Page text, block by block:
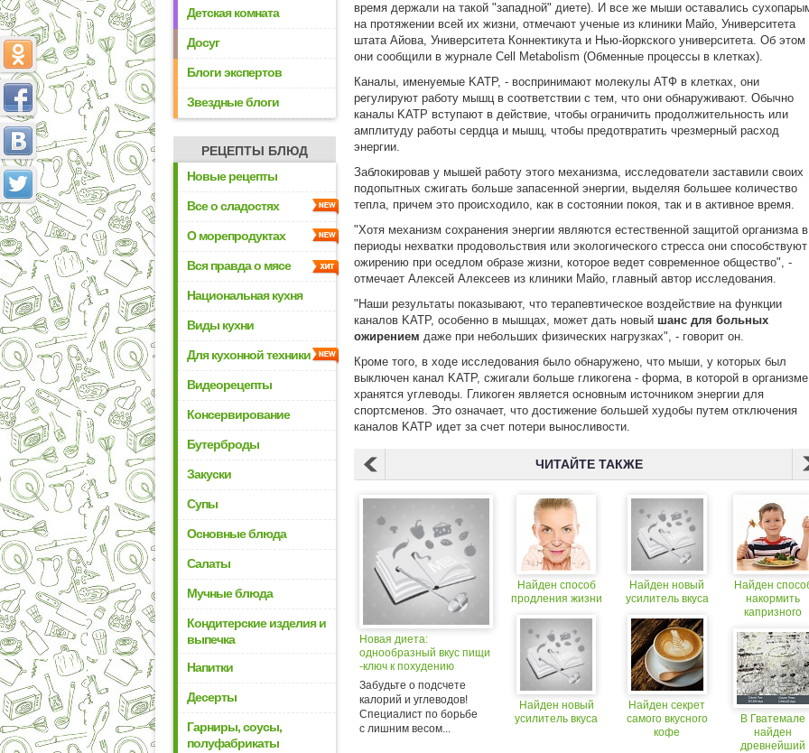
Детская комната
Досуг
Блоги экспертов
Звездные блоги
РЕЦЕПТЫ БЛЮД
Новые рецепты
Все о сладостях
О морепродуктах
Вся правда о мясе
Национальная кухня
Виды кухни
Для кухонной техники
Видеорецепты
Консервирование
Бутерброды
Закуски
Супы
Основные блюда
Салаты
Мучные блюда
Кондитерские изделия и
выпечка
Напитки
Десерты
Гарниры, соусы,
полуфабрикаты
время держали на такой "западной" диете). И все же мыши оставались
на протяжении всей их жизни, отмечают ученые из клиники Майо, Университета
штата Айова, Университета Коннектикута и Нью-йоркского университета. Об этом
они сообщили в журнале Cell Metabolism (Обменные процессы в клетках).
Каналы, именуемые KATP, - воспринимают молекулы АТФ в клетках, они
регулируют работу мышц в соответствии с тем, что они обнаруживают. Обычно
каналы KATP вступают в действие, чтобы ограничить продолжительность или
амплитуду работы сердца и мышц, чтобы предотвратить чрезмерный расход
энергии.
Заблокировав у мышей работу этого механизма, исследователи заставили своих
подопытных сжигать больше запасенной энергии, выделяя большее количество
тепла, причем это происходило, как в состоянии покоя, так и в активное время.
"Хотя механизм сохранения энергии являются естественной защитой организма в
периоды нехватки продовольствия или экологического стресса они способствуют
ожирению при оседлом образе жизни, которое ведет современное общество", -
отмечает Алексей Алексеев из клиники Майо, главный автор исследования.
"Наши результаты показывают, что терапевтическое воздействие на функции
каналов KATP, особенно в мышцах, может дать новый шанс для больных
ожирением даже при небольших физических нагрузках", - говорит он.
Кроме того, в ходе исследования было обнаружено, что мыши, у которых был
выключен канал KATP, сжигали больше гликогена - форма, в которой в организме
хранятся углеводы. Гликоген является основным источником энергии для
спортсменов. Это означает, что достижение большей худобы путем отключения
каналов KATP идет за счет потери выносливости.
ЧИТАЙТЕ ТАКЖЕ
Новая диета:
однообразный вкус пищи
-ключ к похудению
Забудьте о подсчете
калорий и углеводов!
Специалист по борьбе
с лишним весом...
Найден способ
продления жизни
Найден новый
усилитель вкуса
Найден новый
усилитель вкуса
Найден секрет
самого вкусного
кофе
Найден
накормить
капризного
овощами
В Гватемале
найден
древнейший